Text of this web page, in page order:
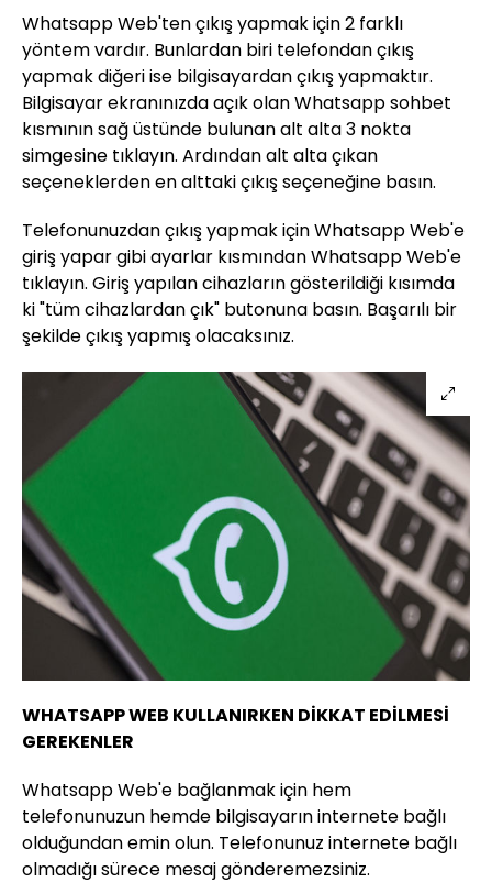
Whatsapp Web'ten çıkış yapmak için 2 farklı
yöntem vardır. Bunlardan biri telefondan çıkış
yapmak diğeri ise bilgisayardan çıkış yapmaktır.
Bilgisayar ekranınızda açık olan Whatsapp sohbet
kısmının sağ üstünde bulunan alt alta 3 nokta
simgesine tıklayın. Ardından alt alta çıkan
seçeneklerden en alttaki çıkış seçeneğine basın.
Telefonunuzdan çıkış yapmak için Whatsapp Web'e
giriş yapar gibi ayarlar kısmından Whatsapp Web'e
tıklayın. Giriş yapılan cihazların gösterildiği kısımda
ki "tüm cihazlardan çık" butonuna basın. Başarılı bir
şekilde çıkış yapmış olacaksınız.
WHATSAPP WEB KULLANIRKEN DİKKAT EDİLMESİ
GEREKENLER
Whatsapp Web'e bağlanmak için hem
telefonunuzun hemde bilgisayarın internete bağlı
olduğundan emin olun. Telefonunuz internete bağlı
olmadığı sürece mesaj gönderemezsiniz.